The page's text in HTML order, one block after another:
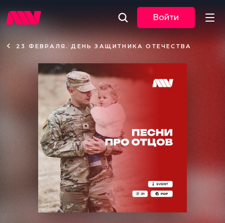
Музыка
По трекам
По жанрам
Плейлисты
Event
Войти
23 ФЕВРАЛЯ. ДЕНЬ ЗАЩИТНИКА ОТЕЧЕСТВА